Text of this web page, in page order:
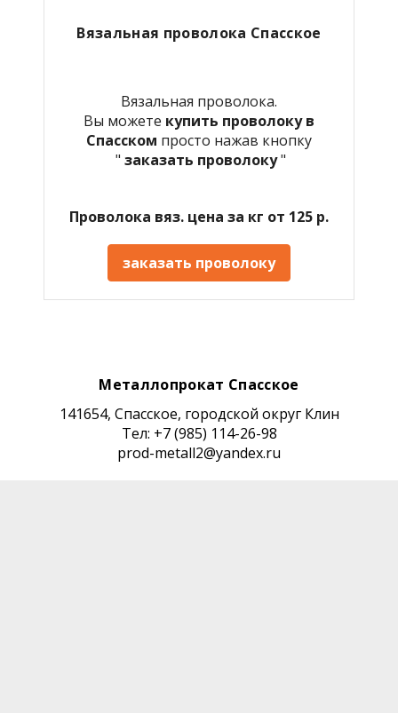
Вязальная проволока Спасское
Вязальная проволока.
Вы можете купить проволоку в
Спасском просто нажав кнопку
" заказать проволоку"
Проволока вяз. цена за кг от 125 р.
заказать проволоку
Металлопрокат Спасское
141654, Спасское, городской округ Клин
Тел: +7 (985) 114-26-98
prod-metall2@yandex.ru